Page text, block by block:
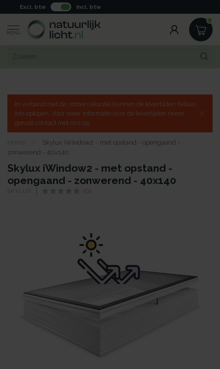
Excl. btw Incl. btw
MENU
In verband met de zomervakantie kunnen de levertijden helaas
iets oplopen. Voor meer informatie over de levertijden neem
gerust contact met ons op.
Home
Skylux iWindow2 - met opstand - opengaand -
zonwerend - 40x140
Skylux iWindow2 - met opstand -
opengaand - zonwerend - 40x140
SKYLUX (0)